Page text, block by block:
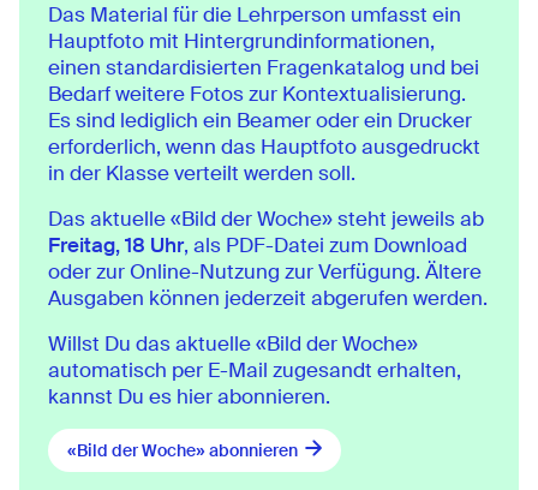
Das Material für die Lehrperson umfasst ein
Hauptfoto mit Hintergrundinformationen,
einen standardisierten Fragenkatalog und bei
Bedarf weitere Fotos zur Kontextualisierung.
Es sind lediglich ein Beamer oder ein Drucker
erforderlich, wenn das Hauptfoto ausgedruckt
in der Klasse verteilt werden soll.
Das aktuelle «Bild der Woche» steht jeweils ab
Freitag, 18 Uhr, als PDF-Datei zum Download
oder zur Online-Nutzung zur Verfügung. Ältere
Ausgaben können jederzeit abgerufen werden.
Willst Du das aktuelle «Bild der Woche»
automatisch per E-Mail zugesandt erhalten,
kannst Du es hier abonnieren.
«Bild der Woche» abonnieren